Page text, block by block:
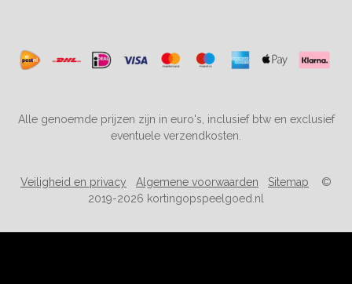
Alle genoemde prijzen zijn in euro's, inclusief btw en exclusief
eventuele verzendkosten.
Veiligheid en privacy Algemene voorwaarden Sitemap ©
2019-2026 kortingopspeelgoed.nl